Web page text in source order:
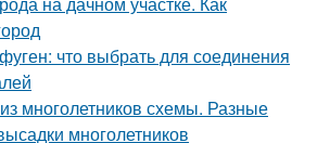
что выбрать для соединения
многолетников схемы. Разные
многолетников